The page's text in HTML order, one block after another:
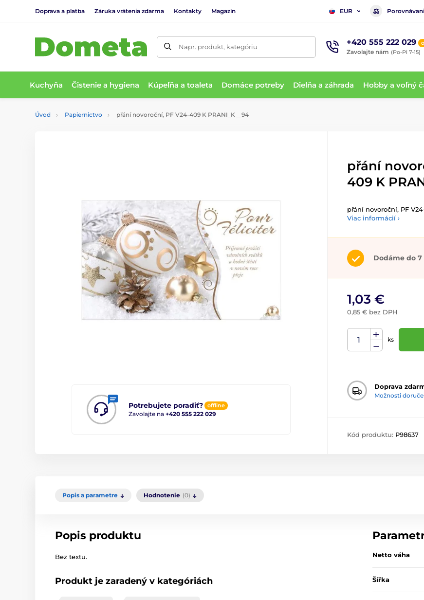
Doprava a platba Záruka vrátenia zdarma Kontakty Magazín EUR
Napr. produkt, kategóriu +420 555 222 029
Zavolajte nám (Po-Pi 7-15)
Kuchyňa Čistenie a hygiena Kúpeľňa a toaleta Domáce potreby Dielňa a záhrada Hobby a voľný
Úvod Papiernictvo přání novoroční, PF V24-409 K PRANI_K__94
Potrebujete poradiť? offline
Zavolajte na +420 555 222 029
přání
409 K
přání novoroční, PF
Viac informácií ›
Dodáme do 7
1,03 €
0,85 € bez DPH
ks
Doprava
Možnosti
Kód produktu: P98637
Popis a parametre Hodnotenie (0)
Popis produktu
Bez textu.
Produkt je zaradený v kategóriách
Netto váha
Šířka